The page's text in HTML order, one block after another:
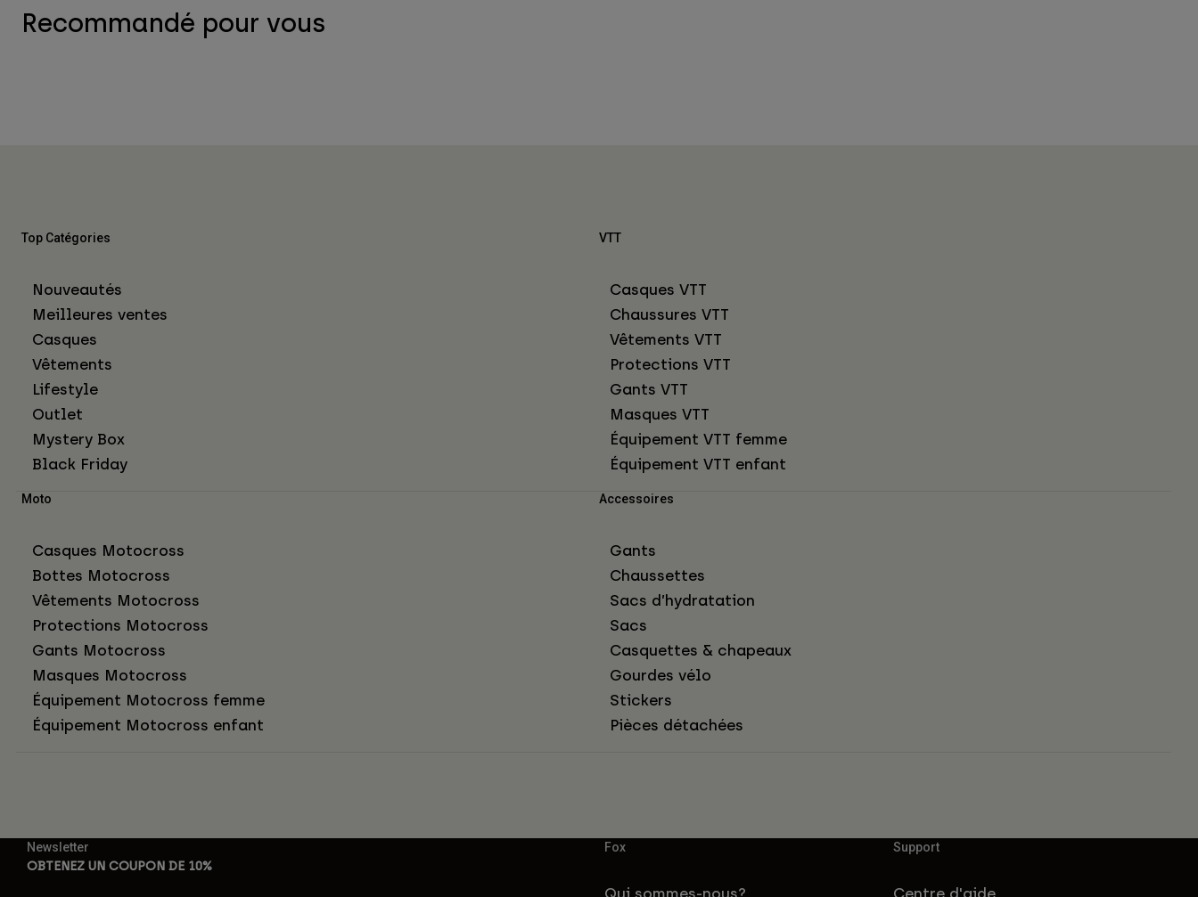
Recommandé pour vous
Top Catégories
Nouveautés
Meilleures ventes
Casques
Vêtements
Lifestyle
Outlet
Mystery Box
Black Friday
VTT
Casques VTT
Chaussures VTT
Vêtements VTT
Protections VTT
Gants VTT
Masques VTT
Équipement VTT femme
Équipement VTT enfant
Moto
Casques Motocross
Bottes Motocross
Vêtements Motocross
Protections Motocross
Gants Motocross
Masques Motocross
Équipement Motocross femme
Équipement Motocross enfant
Accessoires
Gants
Chaussettes
Sacs d’hydratation
Sacs
Casquettes & chapeaux
Gourdes vélo
Stickers
Pièces détachées
Newsletter
OBTENEZ UN COUPON DE 10%
Fox Support